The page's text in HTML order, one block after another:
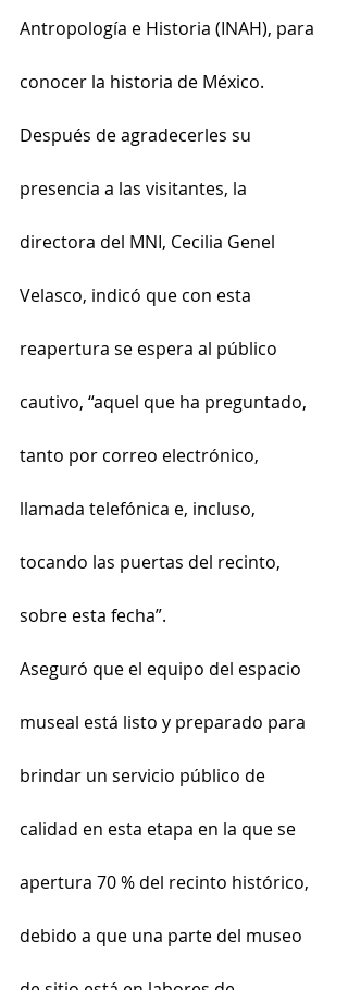
Antropología e Historia (INAH), para
conocer la historia de México.
Después de agradecerles su
presencia a las visitantes, la
directora del MNI, Cecilia Genel
Velasco, indicó que con esta
reapertura se espera al público
cautivo, “aquel que ha preguntado,
tanto por correo electrónico,
llamada telefónica e, incluso,
tocando las puertas del recinto,
sobre esta fecha”.
Aseguró que el equipo del espacio
museal está listo y preparado para
brindar un servicio público de
calidad en esta etapa en la que se
apertura 70 % del recinto histórico,
debido a que una parte del museo